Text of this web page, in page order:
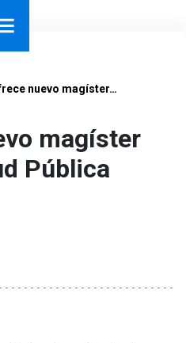
nuevo magíster…
magíster
Pública